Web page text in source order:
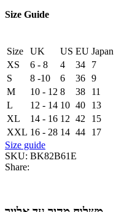
Size Guide
Size UK US EU Japan
XS
6 - 8 4 34
7
S
8 -10 6 36 9
M
10 - 12 8 38
11
L
12 - 14 10 40
13
XL
14 - 16 12 42
15
XXL 16 - 28 14 44
17
Size guide
SKU: BK82B61E
Share: